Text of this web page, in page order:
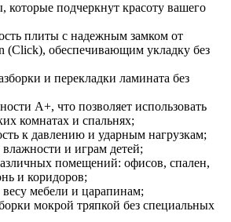
подчеркнут красоту вашего
плиты с надежным замком от
(Click), обеспечивающим укладку без
и перекладки ламината без
А+, что позволяет использовать
комнатах и спальнях;
к давлению и ударным нагрузкам;
влажности и играм детей;
помещений: офисов, спален,
и коридоров;
весу мебели и царапинам;
мокрой тряпкой без специальных